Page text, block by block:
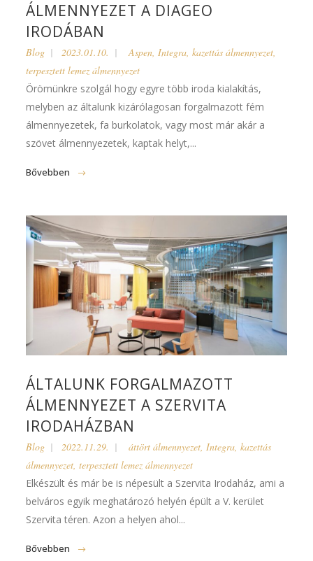
ÁLMENNYEZET A DIAGEO
IRODÁBAN
Blog 2023.01.10. Aspen,Integra,kazettás álmennyezet,
terpesztett lemez álmennyezet
Örömünkre szolgál hogy egyre több iroda kialakítás,
melyben az általunk kizárólagosan forgalmazott fém
álmennyezetek, fa burkolatok, vagy most már akár a
szövet álmennyezetek, kaptak helyt,...
Bővebben
ÁLTALUNK FORGALMAZOTT
ÁLMENNYEZET A SZERVITA
IRODAHÁZBAN
Blog 2022.11.29. áttört álmennyezet,Integra,kazettás
álmennyezet,terpesztett lemez álmennyezet
Elkészült és már be is népesült a Szervita Irodaház, ami a
belváros egyik meghatározó helyén épült a V. kerület
Szervita téren. Azon a helyen ahol...
Bővebben